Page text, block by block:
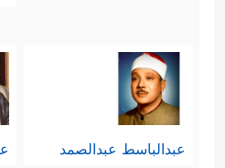
عبدالباسط عبدالصمد